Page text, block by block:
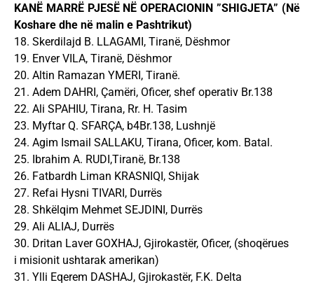
KANË MARRË PJESË NË OPERACIONIN ”SHIGJETA” (Në
Koshare dhe në malin e Pashtrikut)
18. Skerdilajd B. LLAGAMI, Tiranë, Dëshmor
19. Enver VILA, Tiranë, Dëshmor
20. Altin Ramazan YMERI, Tiranë.
21. Adem DAHRI, Çamëri, Oficer, shef operativ Br.138
22. Ali SPAHIU, Tirana, Rr. H. Tasim
23. Myftar Q. SFARÇA, b4Br.138, Lushnjë
24. Agim Ismail SALLAKU, Tirana, Oficer, kom. Batal.
25. Ibrahim A. RUDI,Tiranë, Br.138
26. Fatbardh Liman KRASNIQI, Shijak
27. Refai Hysni TIVARI, Durrës
28. Shkëlqim Mehmet SEJDINI, Durrës
29. Ali ALIAJ, Durrës
30. Dritan Laver GOXHAJ, Gjirokastër, Oficer, (shoqërues
i misionit ushtarak amerikan)
31. Ylli Eqerem DASHAJ, Gjirokastër, F.K. Delta